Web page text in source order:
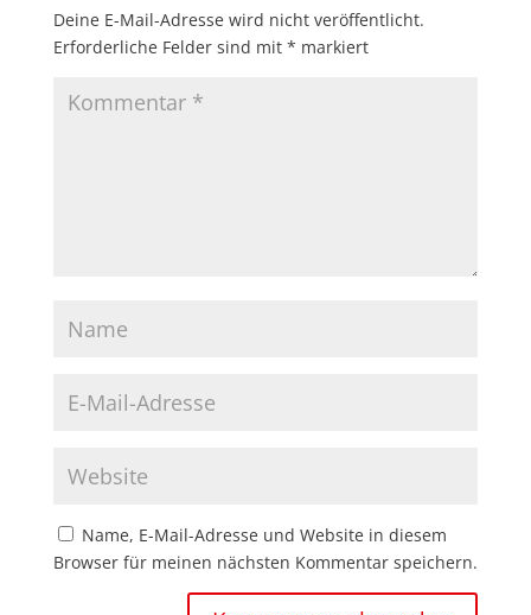
Deine E-Mail-Adresse wird nicht veröffentlicht.
Erforderliche Felder sind mit * markiert
Name, E-Mail-Adresse und Website in diesem
Browser für meinen nächsten Kommentar speichern.